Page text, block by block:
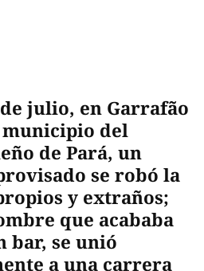
julio, en Garrafão
del
de Pará, un
se robó la
y extraños;
que acababa
bar, se unió
a una carrera